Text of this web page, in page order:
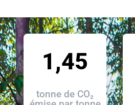
1,45
tonne de CO₂